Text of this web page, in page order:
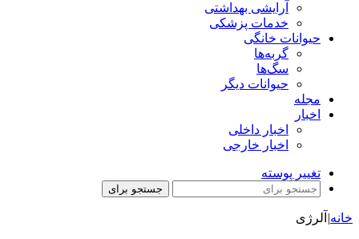
آرایشی بهداشتی
خدمات پزشکی
حیوانات خانگی
گربه‌ها
سگ‌ها
حیوانات دیگر
مجله
اخبار
اخبار داخلی
اخبار خارجی
تغییر پوسته
جستجو برای
خانه| آلرژی